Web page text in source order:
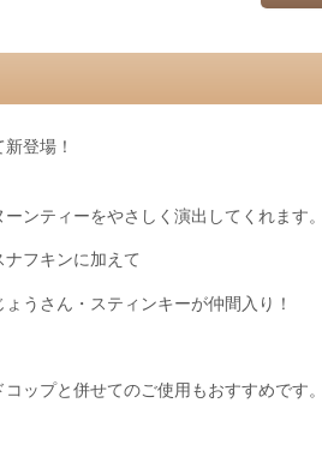
登場！
ンティーをやさしく演出してくれます。
フキンに加えて
うさん・スティンキーが仲間入り！
ップと併せてのご使用もおすすめです。